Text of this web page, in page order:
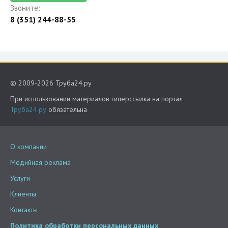
Звоните:
8 (351) 244-88-55
© 2009-2026 Труба24.ру
При использовании материалов гиперссылка на портал
Труба24.ру обязательна
О компании
Медийная реклама
Услуги
Клиенты
Контакты
Политика обработки персональных данных